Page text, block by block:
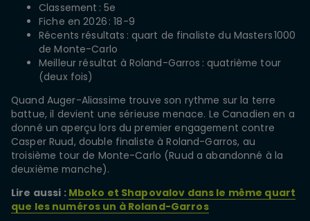
Classement : 5e
Fiche en 2026 : 18-9
Récents résultats : quart de finaliste du Masters 1000
de Monte-Carlo
Meilleur résultat à Roland-Garros : quatrième tour
(deux fois)
Quand Auger-Aliassime trouve son rythme sur la terre
battue, il devient une sérieuse menace. Le Canadien en a
donné un aperçu lors du premier engagement contre
Casper Ruud, double finaliste à Roland-Garros, au
troisième tour de Monte-Carlo (Ruud a abandonné à la
deuxième manche).
Lire aussi : Mboko et Shapovalov dans le même quart
que les numéros un à Roland-Garros